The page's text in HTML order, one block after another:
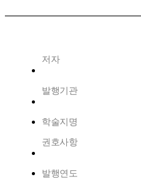
저자
발행기관
학술지명
권호사항
발행연도